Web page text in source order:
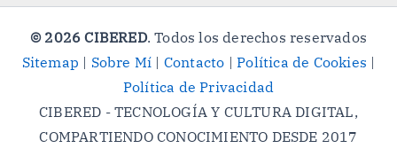
© 2026 CIBERED. Todos los derechos reservados
Sitemap | Sobre Mí | Contacto |Política de Cookies |
Política de Privacidad
CIBERED - TECNOLOGÍA Y CULTURA DIGITAL,
COMPARTIENDO CONOCIMIENTO DESDE 2017